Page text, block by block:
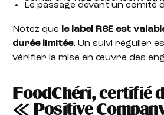
Le passage devant un comité
Notez que
le label RSE est
durée limitée. Un suivi régulier
vérifier la mise en œuvre des
FoodChéri, certifié
« Positive